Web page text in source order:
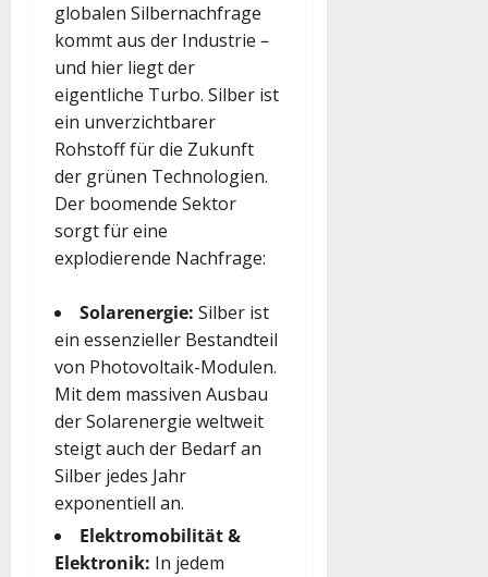
globalen Silbernachfrage
kommt aus der Industrie –
und hier liegt der
eigentliche Turbo. Silber ist
ein unverzichtbarer
Rohstoff für die Zukunft
der grünen Technologien.
Der boomende Sektor
sorgt für eine
explodierende Nachfrage:
Solarenergie: Silber ist
ein essenzieller Bestandteil
von Photovoltaik-Modulen.
Mit dem massiven Ausbau
der Solarenergie weltweit
steigt auch der Bedarf an
Silber jedes Jahr
exponentiell an.
Elektromobilität &
Elektronik: In jedem